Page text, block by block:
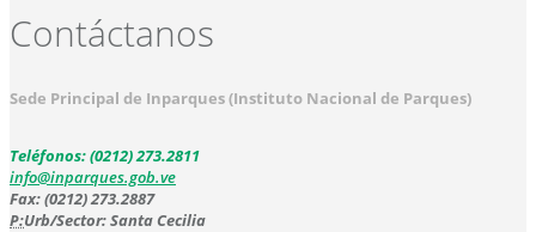
Contáctanos
Sede Principal de Inparques (Instituto Nacional de Parques)
Teléfonos: (0212) 273.2811
info@inparques.gob.ve
Fax: (0212) 273.2887
P:Urb/Sector: Santa Cecilia